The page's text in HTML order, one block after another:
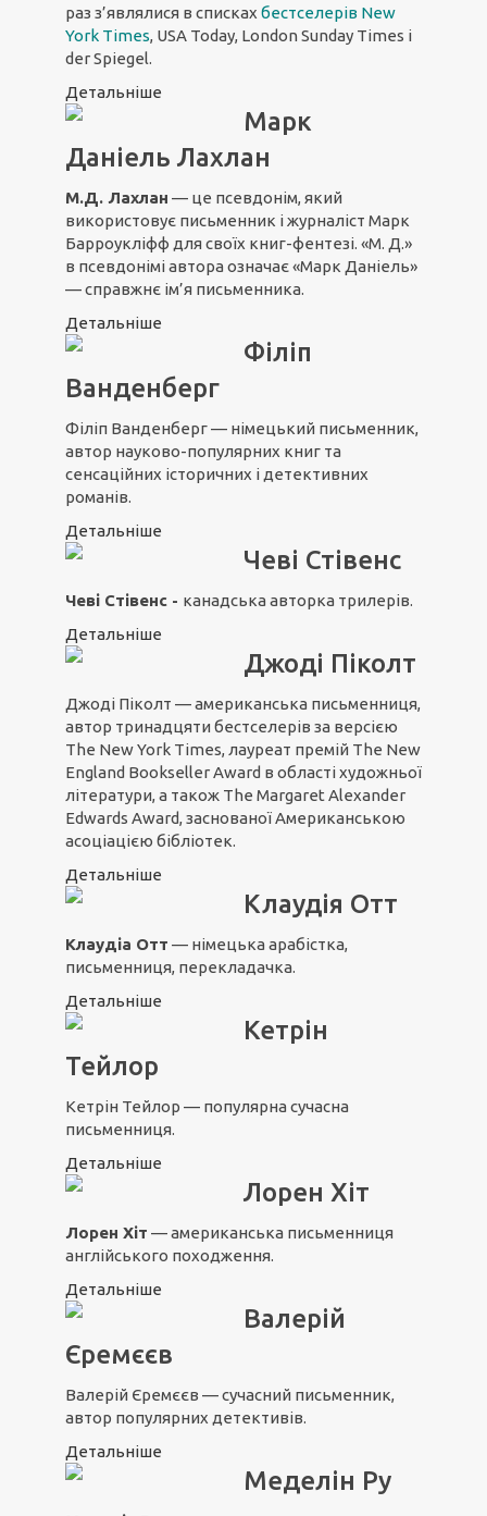
раз з’являлися в списках бестселерів New
York Times, USA Today, London Sunday Times і
der Spiegel.
Детальніше
Марк
Даніель Лахлан
М.Д. Лахлан — це псевдонім, який
використовує письменник і журналіст Марк
Барроукліфф для своїх книг-фентезі. «М. Д.»
в псевдонімі автора означає «Марк Даніель»
— справжнє ім’я письменника.
Детальніше
Філіп
Ванденберг
Філіп Ванденберг — німецький письменник,
автор науково-популярних книг та
сенсаційних історичних і детективних
романів.
Детальніше
Чеві Стівенс
Чеві Стівенс - канадська авторка трилерів.
Детальніше
Джоді Піколт
Джоді Піколт — американська письменниця,
автор тринадцяти бестселерів за версією
The New York Times, лауреат премій The New
England Bookseller Award в області художньої
літератури, а також The Margaret Alexander
Edwards Award, заснованої Американською
асоціацією бібліотек.
Детальніше
Клаудія Отт
Клаудіа Отт — німецька арабістка,
письменниця, перекладачка.
Детальніше
Кетрін
Тейлор
Кетрін Тейлор — популярна сучасна
письменниця.
Детальніше
Лорен Хіт
Лорен Хіт — американська письменниця
англійського походження.
Детальніше
Валерій
Єремєєв
Валерій Єремєєв — сучасний письменник,
автор популярних детективів.
Детальніше
Меделін Ру